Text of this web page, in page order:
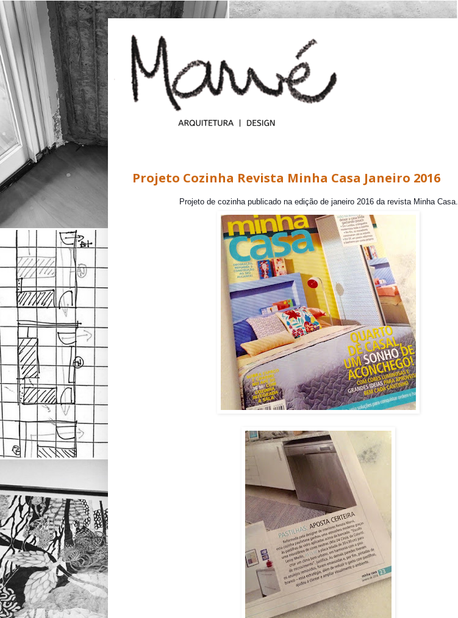
Projeto Cozinha Revista Minha Casa Janeiro 2016
Projeto de cozinha publicado na edição de janeiro 2016 da revista Minha Casa.